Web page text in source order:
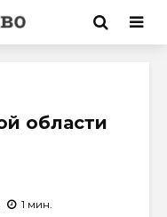
области
1 мин.